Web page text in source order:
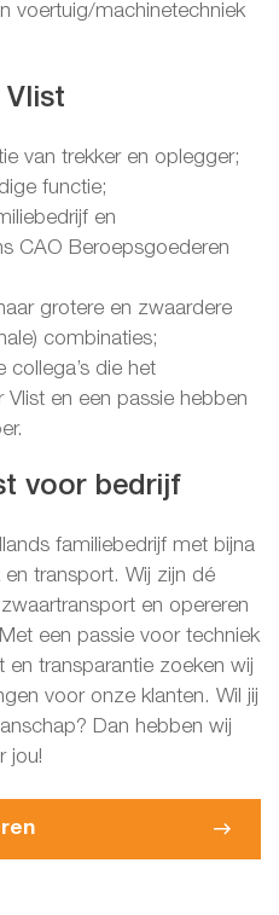
voertuig/machinetechniek
Vlist
van trekker en oplegger;
functie;
en
CAO Beroepsgoederen
grotere en zwaardere
combinaties;
collega’s die het
Vlist en een passie hebben
voor bedrijf
familiebedrijf met bijna
en transport. Wij zijn dé
en opereren
een passie voor techniek
en transparantie zoeken wij
voor onze klanten. Wil jij
Dan hebben wij
jou!